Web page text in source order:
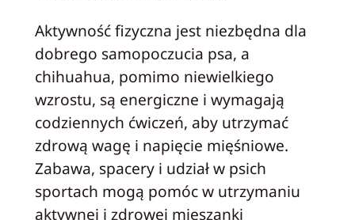
Aktywność fizyczna jest niezbędna dla
dobrego samopoczucia psa, a
chihuahua, pomimo niewielkiego
wzrostu, są energiczne i wymagają
codziennych ćwiczeń, aby utrzymać
zdrową wagę i napięcie mięśniowe.
Zabawa, spacery i udział w psich
sportach mogą pomóc w utrzymaniu
aktywnej i zdrowej mieszanki